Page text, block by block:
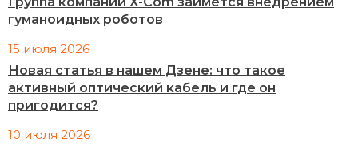
гуманоидных роботов
15 июля 2026
Новая статья в нашем Дзене: что такое
активный оптический кабель и где он
пригодится?
10 июля 2026